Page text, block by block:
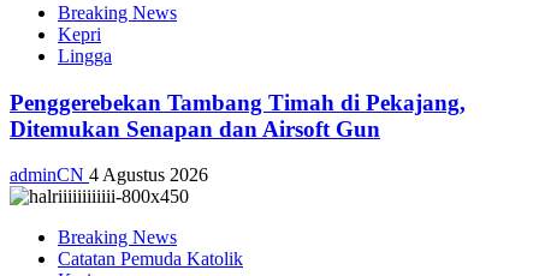
Breaking News
Kepri
Lingga
Penggerebekan Tambang Timah di Pekajang,
Ditemukan Senapan dan Airsoft Gun
adminCN 4 Agustus 2026
Breaking News
Catatan Pemuda Katolik